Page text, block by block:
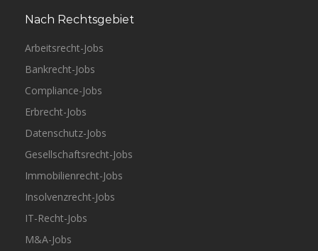
Nach Rechtsgebiet
Arbeitsrecht-Jobs
Bankrecht-Jobs
Compliance-Jobs
Erbrecht-Jobs
Datenschutz-Jobs
Gesellschaftsrecht-Jobs
Immobilienrecht-Jobs
Insolvenzrecht-Jobs
IT-Recht-Jobs
M&A-Jobs